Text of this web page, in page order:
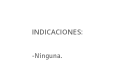
INDICACIONES:
-Ninguna.